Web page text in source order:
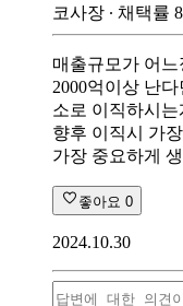
코사장 ∙ 채택률
매출규모가 어
2000억이상 난
소로 이직하시
향후 이직시 가
가장 중요하게
좋아요 0
2024.10.30